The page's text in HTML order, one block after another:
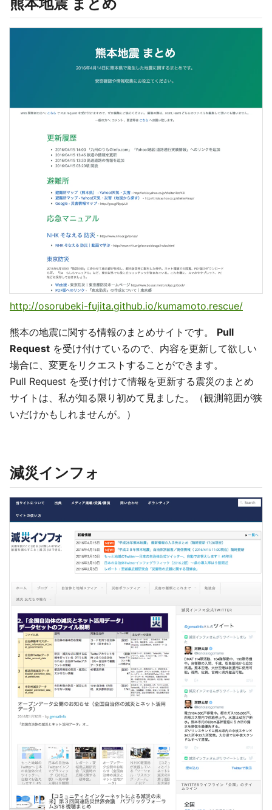
熊本地震 まとめ
http://osorubeki-fujita.github.io/kumamoto.rescue/
熊本の地震に関する情報のまとめサイトです。 Pull
Request を受け付けているので、内容を更新して欲しい
場合に、変更をリクエストすることができます。
Pull Request を受け付けて情報を更新する震災のまとめ
サイトは、私が知る限り初めて見ました。（観測範囲が狭
いだけかもしれませんが。）
減災インフォ